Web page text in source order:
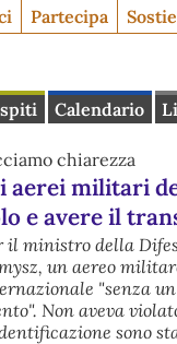
Partecipa
Calendario
chiarezza
aerei militari
e avere il
il ministro della
un aereo
"senza
Non aveva
sono